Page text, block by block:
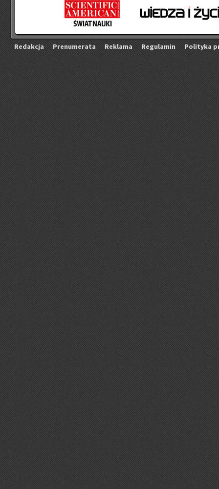
Re­dak­cja Pre­nu­me­ra­ta Re­kla­ma Re­gu­la­min Po­li­ty­ka